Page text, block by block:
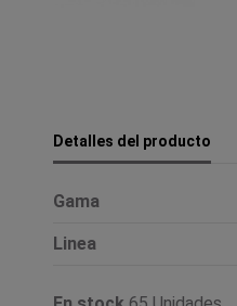
Detalles del producto
Gama
Linea